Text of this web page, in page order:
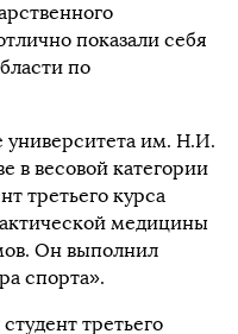
показали себя
по
университета им. Н.И.
в весовой категории
третьего курса
медицины
Он выполнил
спорта».
третьего